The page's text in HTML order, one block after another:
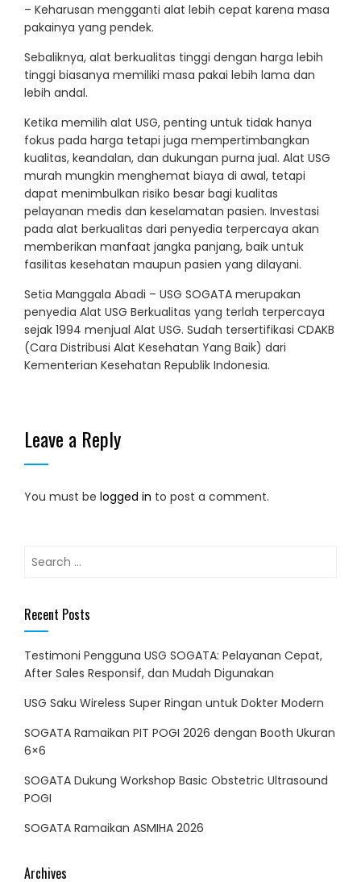
– Keharusan mengganti alat lebih cepat karena masa
pakainya yang pendek.
Sebaliknya, alat berkualitas tinggi dengan harga lebih
tinggi biasanya memiliki masa pakai lebih lama dan
lebih andal.
Ketika memilih alat USG, penting untuk tidak hanya
fokus pada harga tetapi juga mempertimbangkan
kualitas, keandalan, dan dukungan purna jual. Alat USG
murah mungkin menghemat biaya di awal, tetapi
dapat menimbulkan risiko besar bagi kualitas
pelayanan medis dan keselamatan pasien. Investasi
pada alat berkualitas dari penyedia terpercaya akan
memberikan manfaat jangka panjang, baik untuk
fasilitas kesehatan maupun pasien yang dilayani.
Setia Manggala Abadi – USG SOGATA merupakan
penyedia Alat USG Berkualitas yang terlah terpercaya
sejak 1994 menjual Alat USG. Sudah tersertifikasi CDAKB
(Cara Distribusi Alat Kesehatan Yang Baik) dari
Kementerian Kesehatan Republik Indonesia.
Leave a Reply
You must be logged in to post a comment.
for:
Recent Posts
Testimoni Pengguna USG SOGATA: Pelayanan Cepat,
After Sales Responsif, dan Mudah Digunakan
USG Saku Wireless Super Ringan untuk Dokter Modern
SOGATA Ramaikan PIT POGI 2026 dengan Booth Ukuran
6×6
SOGATA Dukung Workshop Basic Obstetric Ultrasound
POGI
SOGATA Ramaikan ASMIHA 2026
Archives